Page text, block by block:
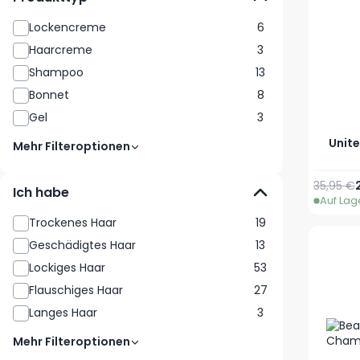
Lockencreme
6
Haarcreme
3
Shampoo
13
Bonnet
8
Gel
3
Mehr Filteroptionen
Ich habe
Trockenes Haar
19
Geschädigtes Haar
13
Lockiges Haar
53
Flauschiges Haar
27
Langes Haar
3
Mehr Filteroptionen
35,95 €
Auf